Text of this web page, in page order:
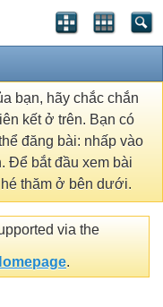
bạn, hãy chắc chắn
kết ở trên. Bạn có
đăng bài: nhấp vào
Để bắt đầu xem bài
thăm ở bên dưới.
via the
.